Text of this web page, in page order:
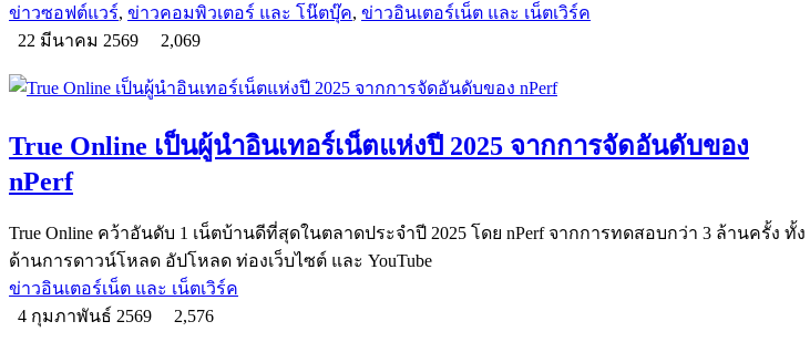
ข่าวซอฟต์แวร์, ข่าวคอมพิวเตอร์ และ โน๊ตบุ๊ค, ข่าวอินเตอร์เน็ต และ เน็ตเวิร์ค
22 มีนาคม 2569
2,069
True Online เป็นผู้นำอินเทอร์เน็ตแห่งปี 2025 จากการจัดอันดับของ
nPerf
True Online คว้าอันดับ 1 เน็ตบ้านดีที่สุดในตลาดประจำปี 2025 โดย nPerf จากการทดสอบกว่า 3 ล้านครั้ง ทั้ง
ด้านการดาวน์โหลด อัปโหลด ท่องเว็บไซต์ และ YouTube
ข่าวอินเตอร์เน็ต และ เน็ตเวิร์ค
4 กุมภาพันธ์ 2569
2,576